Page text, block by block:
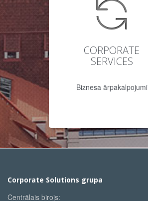
CORPORATE
SERVICES
Biznesa ārpakalpojumi
Corporate Solutions grupa
Centrālais birojs: